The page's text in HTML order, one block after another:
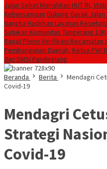
Jalan Sehat Meriahkan HUT RI,
Kebersamaan Dukung Gerak Jalan
Nangka Hadirkan Layanan
Satukan Komunitas Tangerang
Rapat Pleno Verifikasi Kecamatan
Pembangunan Daerah, Ketua PWI
dan SMSI Pandeglang
Beranda
Berita
Mendagri
Covid-19
Mendagri
Strategi
Covid-19